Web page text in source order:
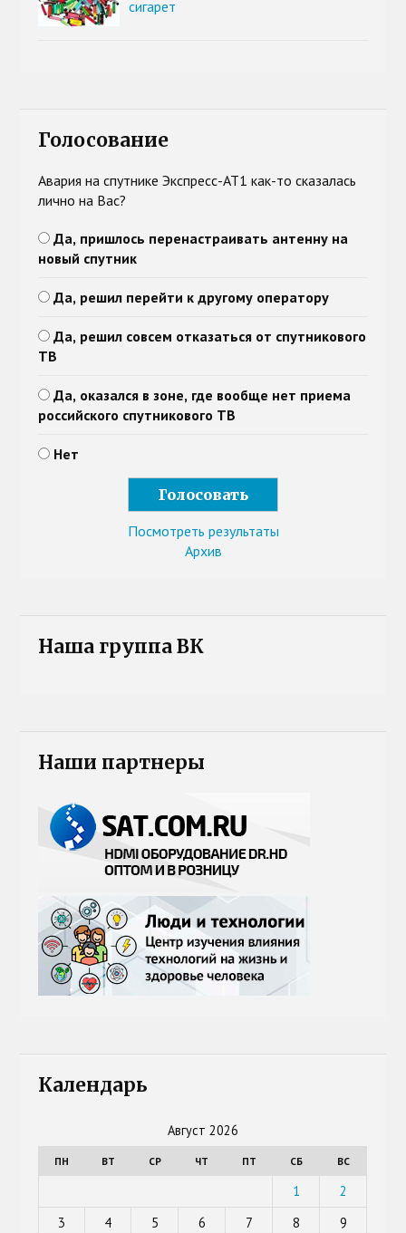
сигарет
Голосование
Авария на спутнике Экспресс-АТ1 как-то сказалась
лично на Вас?
Да, пришлось перенастраивать антенну на
новый спутник
Да, решил перейти к другому оператору
Да, решил совсем отказаться от спутникового
ТВ
Да, оказался в зоне, где вообще нет приема
российского спутникового ТВ
Нет
Посмотреть результаты
Архив
Наша группа ВК
Наши партнеры
Календарь
Август 2026
ПН ВТ СР ЧТ ПТ СБ ВС
1
2
3
4 5 6 7 8
9